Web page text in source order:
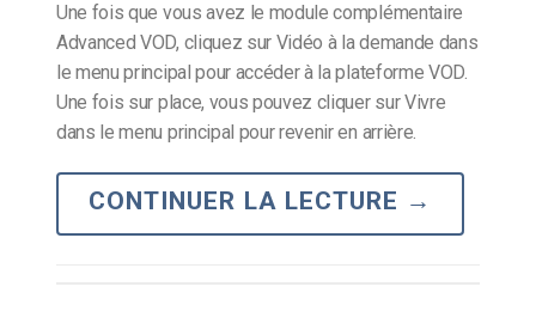
Une fois que vous avez le module complémentaire
Advanced VOD, cliquez sur Vidéo à la demande dans
le menu principal pour accéder à la plateforme VOD.
Une fois sur place, vous pouvez cliquer sur Vivre
dans le menu principal pour revenir en arrière.
CONTINUER LA LECTURE →